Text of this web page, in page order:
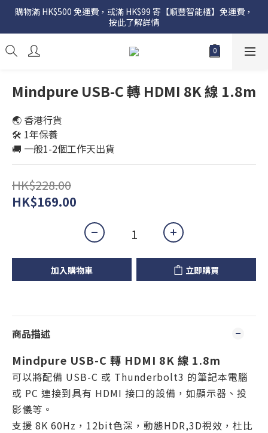
購物滿 HK$500 免運費，或滿 HK$99 寄【順豐智能櫃】免運費，
按此了解詳情
Mindpure USB-C 轉 HDMI 8K 線 1.8m
🌏 香港行貨
🛠️ 1年保養
🚚 一般1-2個工作天出貨
HK$228.00
HK$169.00
加入購物車 立即購買
商品描述
Mindpure USB-C 轉 HDMI 8K 線 1.8m
可以將配備 USB-C 或 Thunderbolt3 的筆記本電腦
或 PC 連接到具有 HDMI 接口的設備，如顯示器、投
影儀等。
支援 8K 60Hz，12bit色深，動態HDR,3D視效，杜比